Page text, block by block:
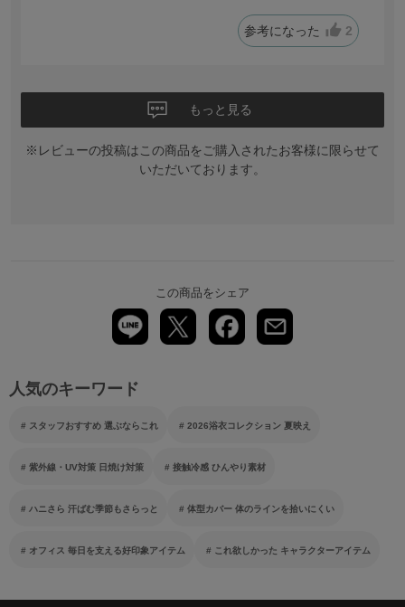
店舗で探してみたのですが良い感じの物はLサイズやティ
ーンのものしか無いため困っています。利用の年齢層が
低め？なので仕方ないところですかね？
参考になった 2
もっと見る
※レビューの投稿はこの商品をご購入されたお客様に限らせて
いただいております。
この商品をシェア
人気のキーワード
スタッフおすすめ 選ぶならこれ 2026浴衣コレクション 夏映え
紫外線・UV対策 日焼け対策 接触冷感 ひんやり素材
ハニさら 汗ばむ季節もさらっと 体型カバー 体のラインを拾いにくい
オフィス 毎日を支える好印象アイテム これ欲しかった キャラクターアイテム